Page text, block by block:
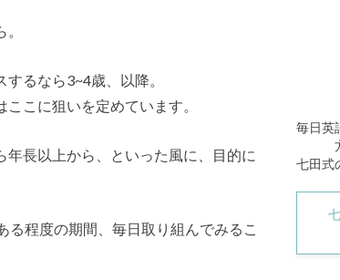
るなら3~4歳、以降。
こに狙いを定めています。
長以上から、といった風に、目的に
程度の期間、毎日取り組んでみるこ
毎日英
七田式